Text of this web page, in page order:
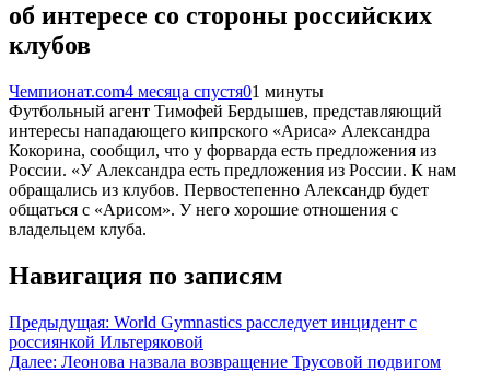
об интересе со стороны российских
клубов
Чемпионат.com4 месяца спустя01 минуты
Футбольный агент Тимофей Бердышев, представляющий
интересы нападающего кипрского «Ариса» Александра
Кокорина, сообщил, что у форварда есть предложения из
России. «У Александра есть предложения из России. К нам
обращались из клубов. Первостепенно Александр будет
общаться с «Арисом». У него хорошие отношения с
владельцем клуба.
Навигация по записям
Предыдущая: World Gymnastics расследует инцидент с
россиянкой Ильтеряковой
Далее: Леонова назвала возвращение Трусовой подвигом